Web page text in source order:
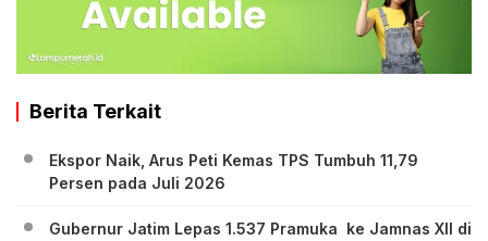
Berita Terkait
Ekspor Naik, Arus Peti Kemas TPS Tumbuh 11,79
Persen pada Juli 2026
Gubernur Jatim Lepas 1.537 Pramuka ke Jamnas XII di